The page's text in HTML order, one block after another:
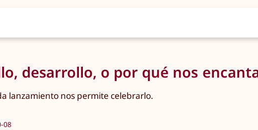
desarrollo, o por qué nos
lanzamiento nos permite celebrarlo.
08